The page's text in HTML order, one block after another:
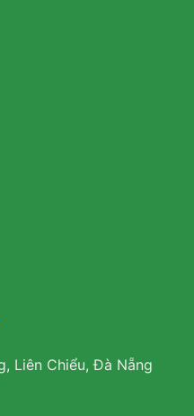
Liên Chiểu, Đà Nẵng